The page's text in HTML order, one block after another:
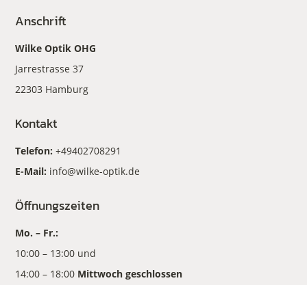
Anschrift
Wilke Optik OHG
Jarrestrasse 37
22303 Hamburg
Kontakt
Telefon:+49402708291
E-Mail: info@wilke-optik.de
Öffnungszeiten
Mo. – Fr.:
10:00 – 13:00 und
14:00 – 18:00 Mittwoch geschlossen